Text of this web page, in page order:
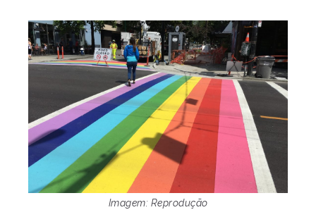
Imagem: Reprodução